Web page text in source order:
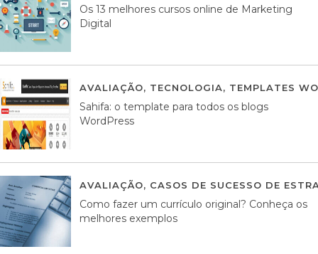
Os 13 melhores cursos online de Marketing
Digital
AVALIAÇÃO, TECNOLOGIA, TEMPLATES
Sahifa: o template para todos os blogs
WordPress
AVALIAÇÃO, CASOS DE SUCESSO DE
Como fazer um currículo original? Conheça os
melhores exemplos